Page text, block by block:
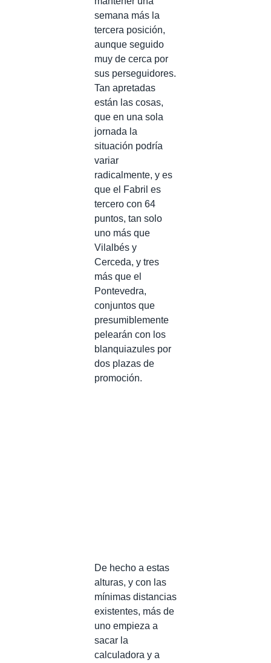
semana más la
tercera posición,
aunque seguido
muy de cerca por
sus perseguidores.
Tan apretadas
están las cosas,
que en una sola
jornada la
situación podría
variar
radicalmente, y es
que el Fabril es
tercero con 64
puntos, tan solo
uno más que
Vilalbés y
Cerceda, y tres
más que el
Pontevedra,
conjuntos que
presumiblemente
pelearán con los
blanquiazules por
dos plazas de
promoción.
De hecho a estas
alturas, y con las
mínimas distancias
existentes, más de
uno empieza a
sacar la
calculadora y a